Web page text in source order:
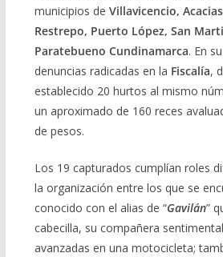
municipios de Villavicencio,
Restrepo, Puerto López, San
Paratebueno Cundinamarca. En
denuncias radicadas en la Fiscalía,
establecido 20 hurtos al mismo
un aproximado de 160 reces
de pesos.
Los 19 capturados cumplían roles
la organización entre los que se
conocido con el alias de “Gavilán”
cabecilla, su compañera
avanzadas en una motocicleta;